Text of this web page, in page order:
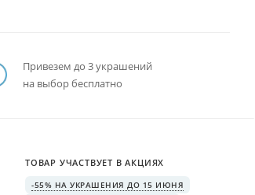
Привезем до 3 украшений
на выбор бесплатно
ТОВАР УЧАСТВУЕТ В АКЦИЯХ
-55% НА УКРАШЕНИЯ ДО 15 ИЮНЯ